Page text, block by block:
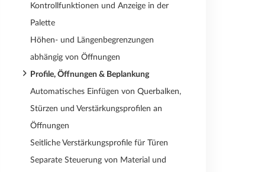
Kontrollfunktionen und Anzeige in der
Palette
Höhen- und Längenbegrenzungen
abhängig von Öffnungen
Profile, Öffnungen & Beplankung
Automatisches Einfügen von Querbalken,
Stürzen und Verstärkungsprofilen an
Öffnungen
Seitliche Verstärkungsprofile für Türen
Separate Steuerung von Material und